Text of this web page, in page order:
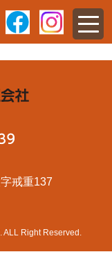
戒重137
ALL Right Reserved.